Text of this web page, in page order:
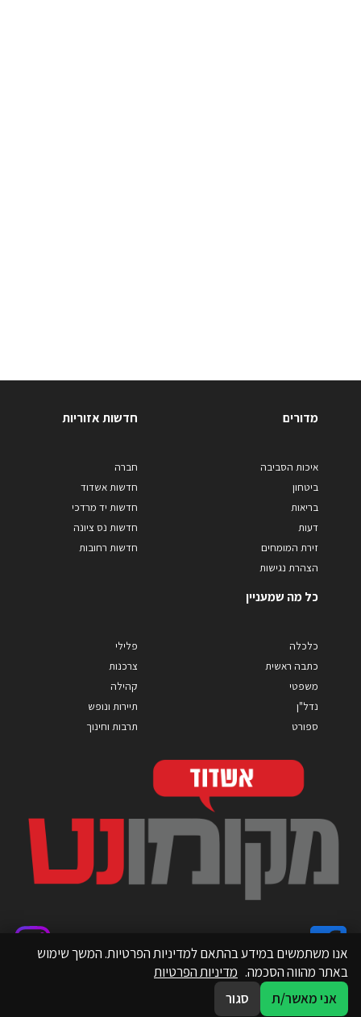
מדורים
איכות הסביבה
ביטחון
בריאות
דעות
זירת המומחים
הצהרת נגישות
חדשות אזוריות
חברה
חדשות אשדוד
חדשות יד מרדכי
חדשות נס ציונה
חדשות רחובות
כל מה שמעניין
כלכלה
כתבה ראשית
משפטי
נדל"ן
ספורט
פלילי
צרכנות
קהילה
תיירות ונופש
תרבות וחינוך
אנו משתמשים במידע בהתאם למדיניות הפרטיות. המשך שימוש
באתר מהווה הסכמה. מדיניות הפרטיות
אני מאשר/ת
סגור